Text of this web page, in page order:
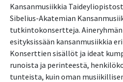
Kansanmusiikkia
Sibelius-Akatemian
tutkintokonsertteja.
esityksissään kansanmusiikkia
Konserttien sisällöt ja ideat
runoista ja perinteestä,
tunteista, kuin oman